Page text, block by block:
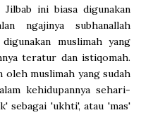
Jilbab ini biasa digunakan
ngajinya subhanallah
muslimah yang
teratur dan istiqomah.
oleh muslimah yang sudah
kehidupannya sehari-
sebagai 'ukhti', atau 'mas'